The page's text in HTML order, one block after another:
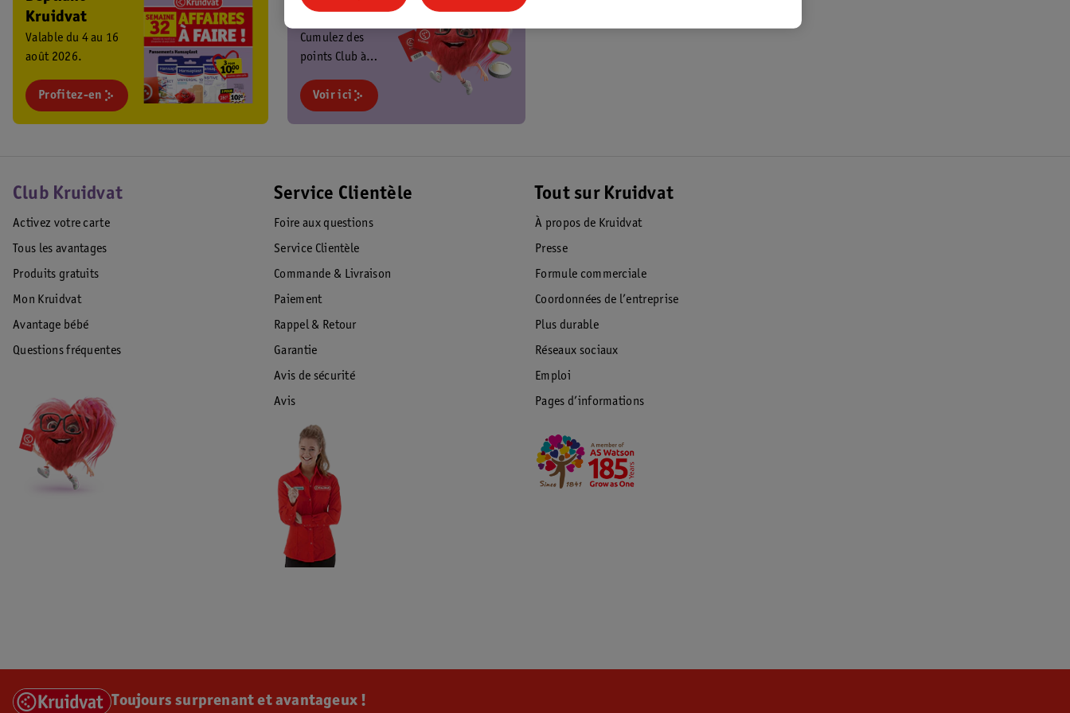
Kruidvat
Valable du 4 au 16
août 2026.
Profitez-en
Cumulez des
points Club à
profitez de
promos
Voir ici
Club Kruidvat
Activez votre carte
Tous les avantages
Produits gratuits
Mon Kruidvat
Avantage bébé
Questions fréquentes
Service Clientèle
Foire aux questions
Service Clientèle
Commande & Livraison
Paiement
Rappel & Retour
Garantie
Avis de sécurité
Avis
Tout sur Kruidvat
À propos de Kruidvat
Presse
Formule commerciale
Coordonnées de l’entreprise
Plus durable
Réseaux sociaux
Emploi
Pages d’informations
Toujours surprenant et avantageux !